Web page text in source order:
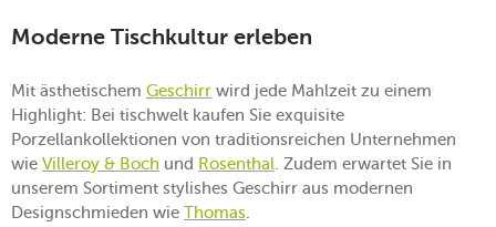
Moderne Tischkultur erleben
Mit ästhetischem Geschirr wird jede Mahlzeit zu einem
Highlight: Bei tischwelt kaufen Sie exquisite
Porzellankollektionen von traditionsreichen Unternehmen
wie Villeroy & Boch und Rosenthal. Zudem erwartet Sie in
unserem Sortiment stylishes Geschirr aus modernen
Designschmieden wie Thomas.